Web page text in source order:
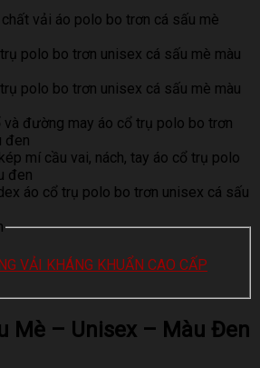
VẢI KHÁNG KHUẨN CAO CẤP
Mè – Unisex – Màu Đen